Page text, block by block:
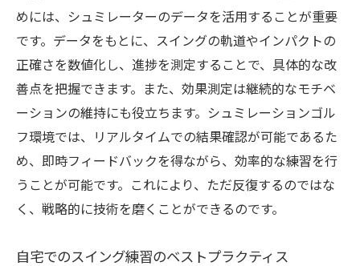
めには、シュミレーターのデータを活用することが重要
です。データをもとに、スイングの軌道やインパクトの
正確さを数値化し、進捗を測定することで、具体的な改
善点を把握できます。また、効果測定は継続的なモチベ
ーションの維持にも役立ちます。シュミレーションゴル
フ環境では、リアルタイムでの結果確認が可能であるた
め、即時フィードバックを得ながら、効率的な練習を行
うことが可能です。これにより、ただ反復するのではな
く、戦略的に技術を磨くことができるのです。
自宅でのスイング練習のベストプラクティス